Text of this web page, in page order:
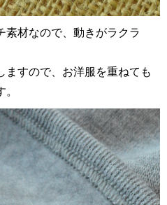
素材なので、動きがラクラ
ますので、お洋服を重ねても